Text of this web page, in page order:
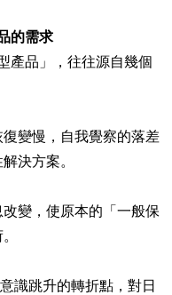
的需求
產品」，往往源自幾個
變慢，自我覺察的落差
決方案。
變，使原本的「一般保
識跳升的轉折點，對日